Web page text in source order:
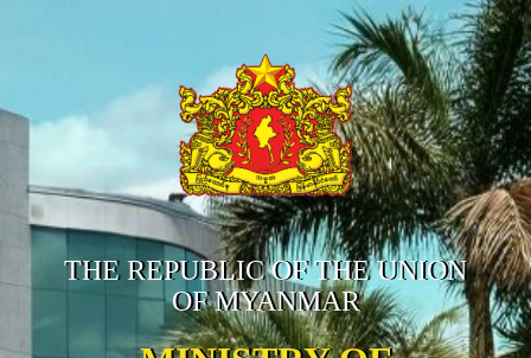
THE REPUBLIC OF THE UNION
OF MYANMAR